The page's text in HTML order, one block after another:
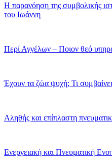
Η παρανόηση της συμβολικής
του Ιωάννη
Περί Αγγέλων – Ποιον θεό
Έχουν τα ζώα ψυχή; Τι
Αληθής και επίπλαστη
Ενεργειακή και Πνευματική